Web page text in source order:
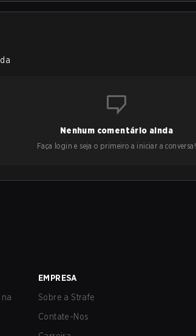
Nenhum comentário ainda
Faça login e seja o primeiro a iniciar a conversa!
EMPRESA
Sobre a Strafe
Contate-Nos